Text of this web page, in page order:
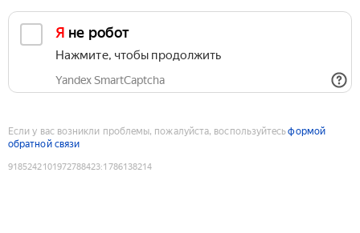
Я не робот
Нажмите, чтобы продолжить
Yandex SmartCaptcha
Если у вас возникли проблемы, пожалуйста, воспользуйтесьформой
обратной связи
9185242101972788423:1786138214